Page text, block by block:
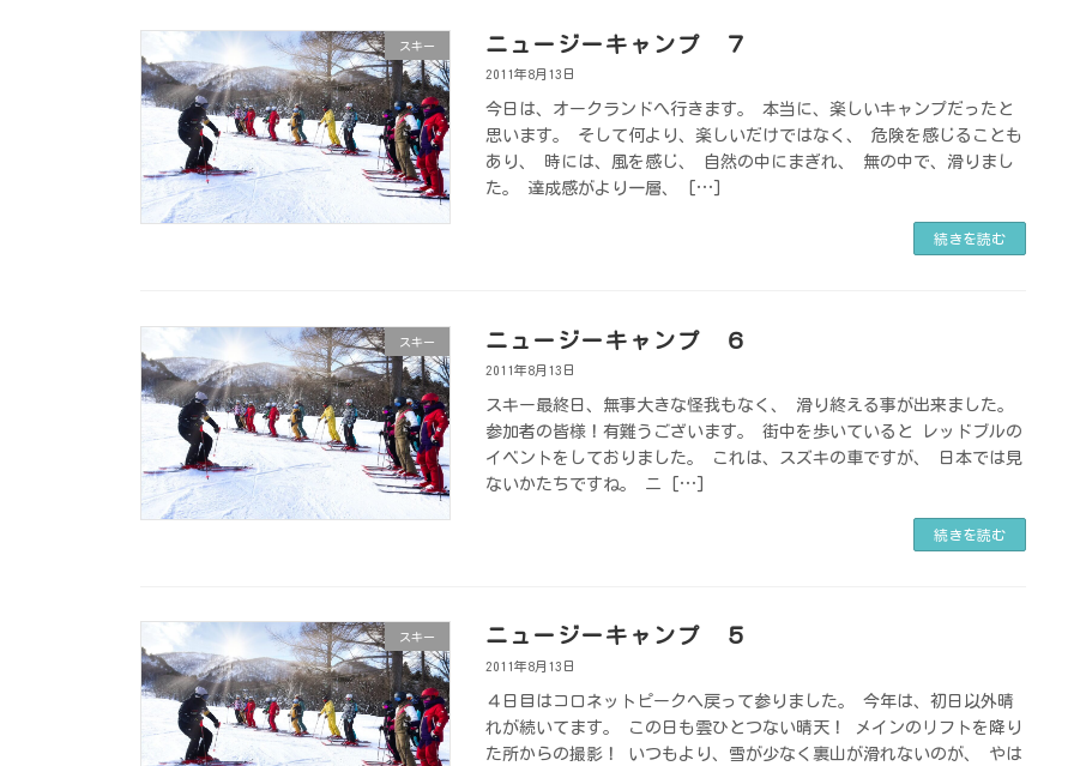
スキー ニュージーキャンプ ７
2011年8月13日
今日は、オークランドへ行きます。 本当に、楽しいキャンプだったと
思います。 そして何より、楽しいだけではなく、 危険を感じることも
あり、 時には、風を感じ、 自然の中にまぎれ、 無の中で、滑りまし
た。 達成感がより一層、 […]
続きを読む
スキー ニュージーキャンプ ６
2011年8月13日
スキー最終日、無事大きな怪我もなく、 滑り終える事が出来ました。
参加者の皆様！有難うございます。 街中を歩いていると レッドブルの
イベントをしておりました。 これは、スズキの車ですが、 日本では見
ないかたちですね。 ニ […]
続きを読む
スキー ニュージーキャンプ ５
2011年8月13日
４日目はコロネットピークへ戻って参りました。 今年は、初日以外晴
れが続いてます。 この日も雲ひとつない晴天！ メインのリフトを降り
た所からの撮影！ いつもより、雪が少なく裏山が滑れないのが、 やは